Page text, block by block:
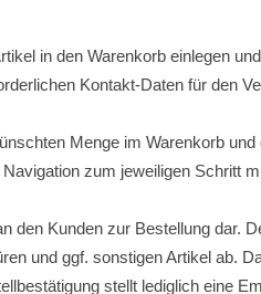
in den Warenkorb einlegen
Kontakt-Daten für den
Menge im Warenkorb
zum jeweiligen Schritt
den Kunden zur Bestellung dar.
und ggf. sonstigen Artikel ab.
stellt lediglich eine